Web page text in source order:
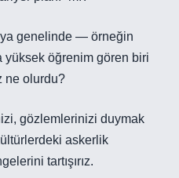
genelinde — örneğin
yüksek öğrenim gören biri
ne olurdu?
gözlemlerinizi duymak
askerlik
tartışırız.